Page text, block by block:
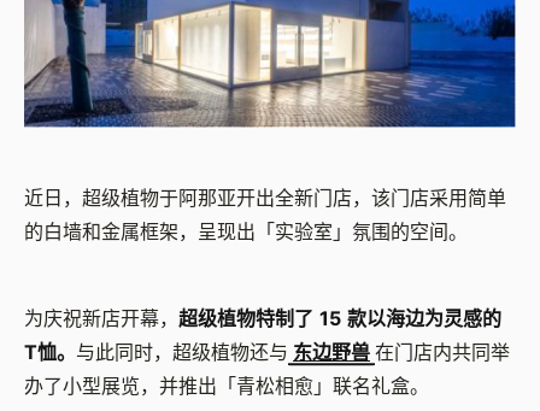
近日，超级植物于阿那亚开出全新门店，该门店采用简单
的白墙和金属框架，呈现出「实验室」氛围的空间。
为庆祝新店开幕， 超级植物特制了 15 款以海边为灵感的
T恤。 与此同时，超级植物还与 东边野兽 在门店内共同举
办了小型展览，并推出「青松相愈」联名礼盒。